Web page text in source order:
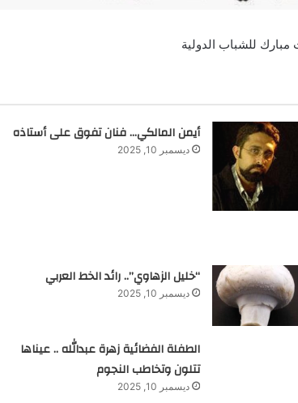
للشباب الدولية
أيمن المالكي… فنان تفوق على أستاذه
ديسمبر 10, 2025
“خليل الزهاوي”.. رائد الخط العربي
ديسمبر 10, 2025
الطفلة الفضائية زهرة عبدالله .. عيناها
تتلون وتخاطب النجوم
ديسمبر 10, 2025